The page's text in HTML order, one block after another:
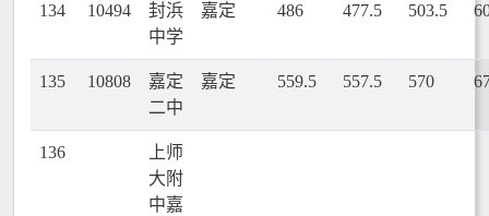
134 10494
封浜
中学
嘉定 486 477.5 503.5
135 10808
嘉定
二中
嘉定 559.5 557.5 570
136
上师
大附
中嘉